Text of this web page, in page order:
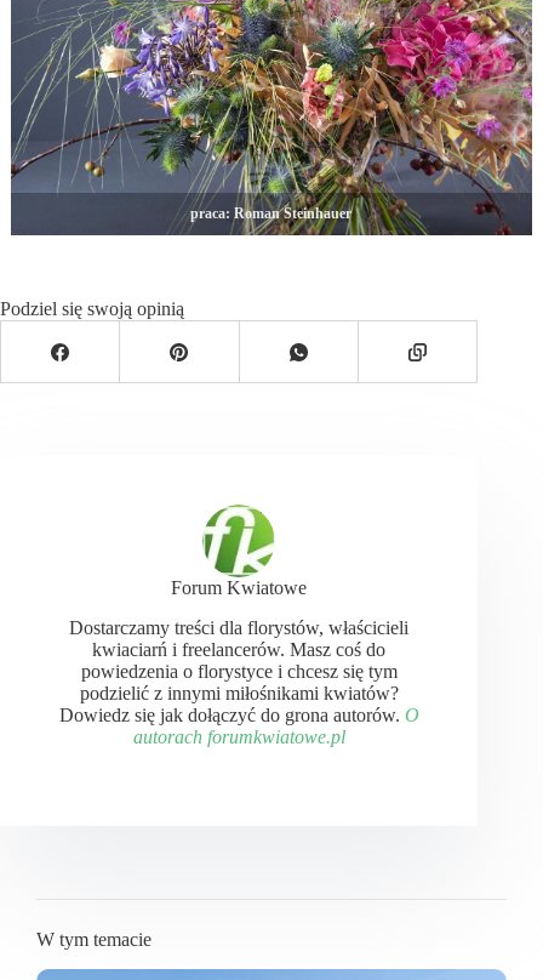
praca: Roman Steinhauer
Podziel się swoją opinią
Forum Kwiatowe
Dostarczamy treści dla florystów, właścicieli
kwiaciarń i freelancerów. Masz coś do
powiedzenia o florystyce i chcesz się tym
podzielić z innymi miłośnikami kwiatów?
Dowiedz się jak dołączyć do grona autorów. O
autorach forumkwiatowe.pl
W tym temacie